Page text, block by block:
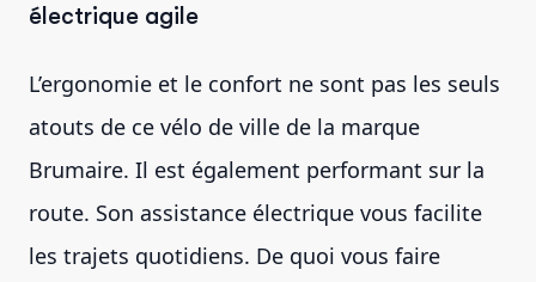
électrique agile
L’ergonomie et le confort ne sont pas les seuls
atouts de ce vélo de ville de la marque
Brumaire. Il est également performant sur la
route. Son assistance électrique vous facilite
les trajets quotidiens. De quoi vous faire